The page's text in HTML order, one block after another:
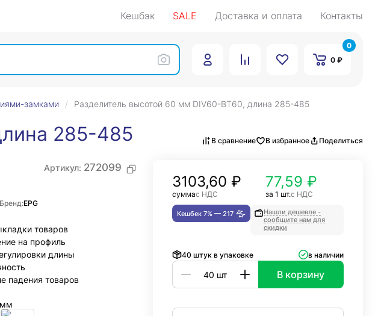
Кешбэк SALE Доставка и оплата Контакты
0 ₽
0
замками Разделитель высотой 60 мм DIV60-BT60, длина 285-485
285-485 В сравнение В избранное Поделиться
Артикул: 272099
Бренд:EPG
товаров
на профиль
длины
падения товаров
3103,60 ₽
суммас НДС
77,59 ₽
за 1 шт.с НДС
Кешбек 7% — 217
Нашли дешевле -
сообщите нам для
скидки
40 штук в упаковке в наличии
В корзину